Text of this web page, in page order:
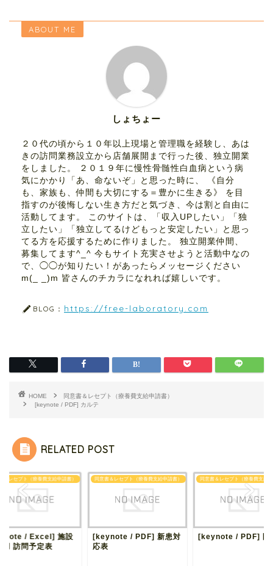
ABOUT ME
しょちょー
２０代の頃から１０年以上現場と管理職を経験し、あは
きの訪問業務設立から店舗展開まで行った後、独立開業
をしました。 ２０１９年に慢性骨髄性白血病という病
気にかかり「あ、命ないぞ」と思った時に、 《自分
も、家族も、仲間も大切にする＝豊かに生きる》 を目
指すのが後悔しない生き方だと気づき、今は割と自由に
活動してます。 このサイトは、「収入UPしたい」「独
立したい」「独立してるけどもっと安定したい」と思っ
てる方を応援するために作りました。 独立開業仲間、
募集してます^_^ 今もサイト充実させようと活動中なの
で、◯◯が知りたい！があったらメッセージください
m(_ _)m 皆さんのチカラになれれば嬉しいです。
BLOG： https://free-laboratory.com
HOME
同意書＆レセプト（療養費支給申請書）
[keynote / PDF] カルテ
RELATED POST
＆レセプト（療養費支給申請書）
/ Excel] 施設
用 訪問予定表
同意書＆レセプト（療養費支給申請書）
[keynote / PDF] 新患対
応表
同意書＆レセプト（療養費支給
[keynote / PDF] 問